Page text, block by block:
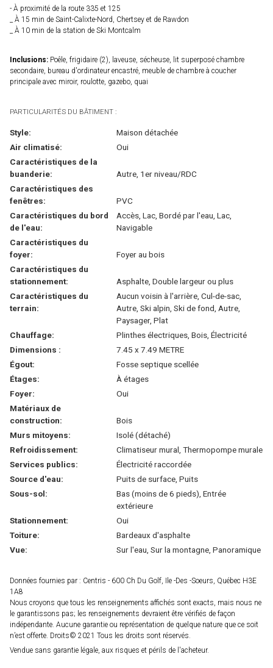
- À proximité de la route 335 et 125
_ À 15 min de Saint-Calixte-Nord, Chertsey et de Rawdon
_ À 10 min de la station de Ski Montcalm
Inclusions: Poêle, frigidaire (2), laveuse, sécheuse, lit superposé chambre
secondaire, bureau d'ordinateur encastré, meuble de chambre à coucher
principale avec miroir, roulotte, gazebo, quai
PARTICULARITÉS DU BÂTIMENT :
Style:
Maison détachée
Air climatisé:
Oui
Caractéristiques de la
buanderie:
Autre, 1er niveau/RDC
Caractéristiques des
fenêtres:
PVC
Caractéristiques du bord
de l'eau:
Accès, Lac, Bordé par l'eau, Lac,
Navigable
Caractéristiques du
foyer:
Foyer au bois
Caractéristiques du
stationnement:
Asphalte, Double largeur ou plus
Caractéristiques du
terrain:
Aucun voisin à l'arrière, Cul-de-sac,
Autre, Ski alpin, Ski de fond, Autre,
Paysager, Plat
Chauffage:
Plinthes électriques, Bois, Électricité
Dimensions :
7.45 x 7.49 METRE
Égout:
Fosse septique scellée
Étages:
À étages
Foyer:
Oui
Matériaux de
construction:
Bois
Murs mitoyens:
Isolé (détaché)
Refroidissement:
Climatiseur mural, Thermopompe murale
Services publics:
Électricité raccordée
Source d'eau:
Puits de surface, Puits
Sous-sol:
Bas (moins de 6 pieds), Entrée
extérieure
Stationnement:
Oui
Toiture:
Bardeaux d'asphalte
Vue:
Sur l'eau, Sur la montagne, Panoramique
Données fournies par : Centris - 600 Ch Du Golf, Ile -Des -Soeurs, Québec H3E
1A8
Nous croyons que tous les renseignements affichés sont exacts, mais nous ne
le garantissons pas; les renseignements devraient être vérifiés de façon
indépendante. Aucune garantie ou représentation de quelque nature que ce soit
n’est offerte. Droits© 2021 Tous les droits sont réservés.
Vendue sans garantie légale, aux risques et périls de l'acheteur.